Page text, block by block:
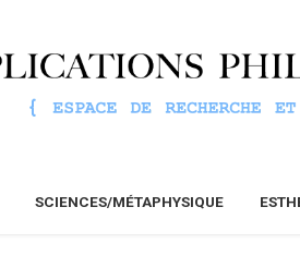
SCIENCES/MÉTAPHYSIQUE